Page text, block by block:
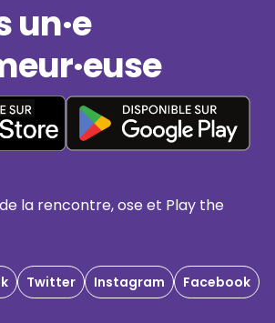
un·e
la rencontre, ose et Play the
Twitter Instagram Facebook